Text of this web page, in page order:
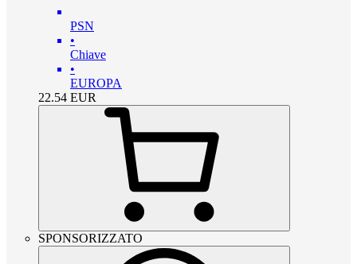
PSN
•
Chiave
•
EUROPA
22.54 EUR
SPONSORIZZATO